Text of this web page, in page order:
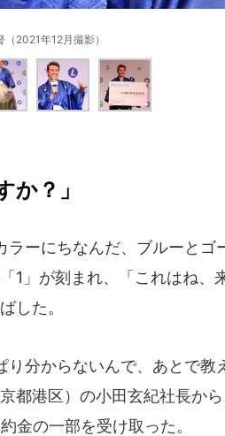
（2021年12月撮影）
か？」
ーにちなんだ、ブルーとゴ
1」が刻まれ、「これはね、
した。
分からないんで、あとで教
都港区）の小田玄紀社長か
金の一部を受け取った。